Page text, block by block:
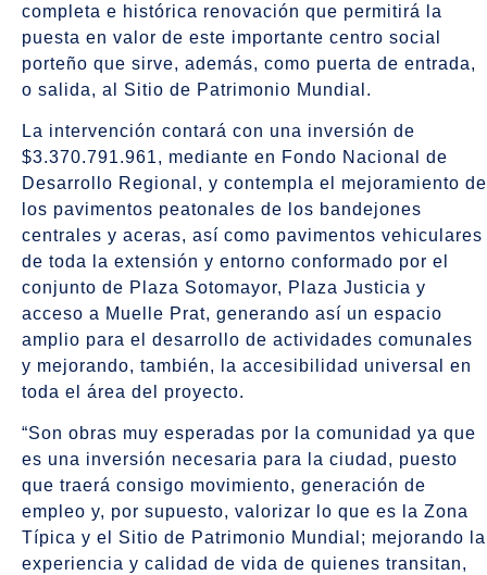
completa e histórica renovación que permitirá la
puesta en valor de este importante centro social
porteño que sirve, además, como puerta de entrada,
o salida, al Sitio de Patrimonio Mundial.
La intervención contará con una inversión de
$3.370.791.961, mediante en Fondo Nacional de
Desarrollo Regional, y contempla el mejoramiento de
los pavimentos peatonales de los bandejones
centrales y aceras, así como pavimentos vehiculares
de toda la extensión y entorno conformado por el
conjunto de Plaza Sotomayor, Plaza Justicia y
acceso a Muelle Prat, generando así un espacio
amplio para el desarrollo de actividades comunales
y mejorando, también, la accesibilidad universal en
toda el área del proyecto.
“Son obras muy esperadas por la comunidad ya que
es una inversión necesaria para la ciudad, puesto
que traerá consigo movimiento, generación de
empleo y, por supuesto, valorizar lo que es la Zona
Típica y el Sitio de Patrimonio Mundial; mejorando la
experiencia y calidad de vida de quienes transitan,